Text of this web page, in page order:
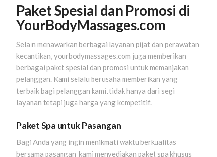
Paket Spesial dan Promosi di
YourBodyMassages.com
Selain menawarkan berbagai layanan pijat dan perawatan
kecantikan, yourbodymassages.com juga memberikan
berbagai paket spesial dan promosi untuk memanjakan
pelanggan. Kami selalu berusaha memberikan yang
terbaik bagi pelanggan kami, tidak hanya dari segi
layanan tetapi juga harga yang kompetitif.
Paket Spa untuk Pasangan
Bagi Anda yang ingin menikmati waktu berkualitas
bersama pasangan, kami menyediakan paket spa khusus